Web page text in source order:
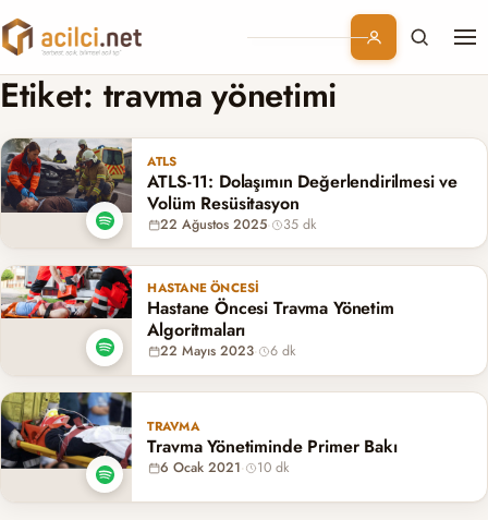
Branşlar
Konular
Kurumsal
Abonelik
Etiket: travma yönetimi
ATLS
ATLS-11: Dolaşımın Değerlendirilmesi ve
Volüm Resüsitasyon
22 Ağustos 2025· 35 dk
HASTANE ÖNCESI
Hastane Öncesi Travma Yönetim
Algoritmaları
22 Mayıs 2023· 6 dk
TRAVMA
Travma Yönetiminde Primer Bakı
6 Ocak 2021· 10 dk